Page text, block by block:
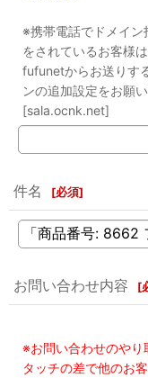
※携帯電話でドメイン
をされているお客様は
fufunetからお送りす
ンの追加設定をお願い
[sala.ocnk.net]
件名 [必須]
お問い合わせ内容 [
※お問い合わせのやり
タッチの差で他のお